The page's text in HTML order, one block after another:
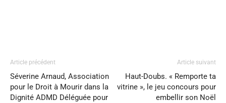
Article précédent
Séverine Arnaud, Association
pour le Droit à Mourir dans la
Dignité ADMD Déléguée pour
Article suivant
Haut-Doubs. « Remporte ta
vitrine », le jeu concours pour
embellir son Noël